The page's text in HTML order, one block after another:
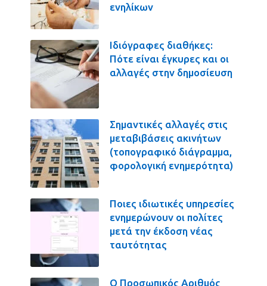
ενηλίκων
Ιδιόγραφες διαθήκες:
Πότε είναι έγκυρες και οι
αλλαγές στην δημοσίευση
Σημαντικές αλλαγές στις
μεταβιβάσεις ακινήτων
(τοπογραφικό διάγραμμα,
φορολογική ενημερότητα)
Ποιες ιδιωτικές υπηρεσίες
ενημερώνουν οι πολίτες
μετά την έκδοση νέας
ταυτότητας
Ο Προσωπικός Αριθμός